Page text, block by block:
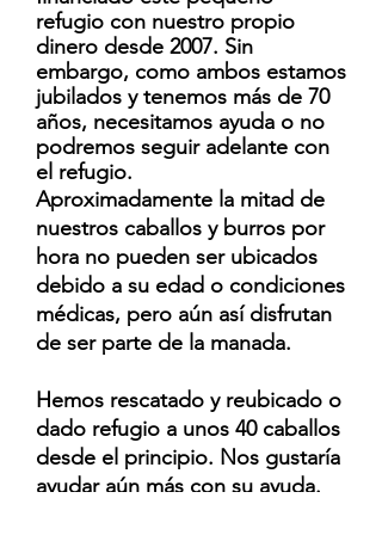
refugio con nuestro propio
dinero desde 2007. Sin
embargo, como ambos estamos
jubilados y tenemos más de 70
años, necesitamos ayuda o no
podremos seguir adelante con
el refugio.
Aproximadamente la mitad de
nuestros caballos y burros por
hora no pueden ser ubicados
debido a su edad o condiciones
médicas, pero aún así disfrutan
de ser parte de la manada.
Hemos rescatado y reubicado o
dado refugio a unos 40 caballos
desde el principio. Nos gustaría
ayudar aún más con su ayuda.